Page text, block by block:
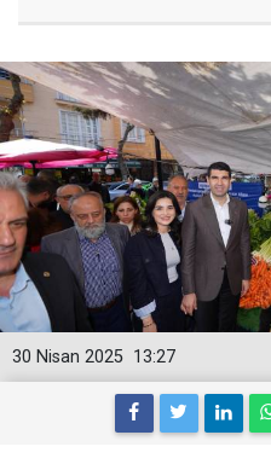
13:27
30 Nisan 2025